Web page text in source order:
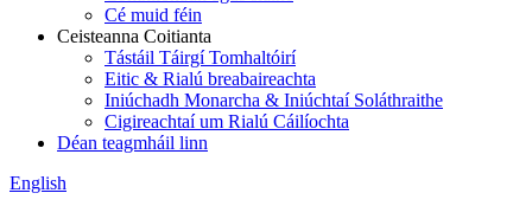
Cé muid féin
Ceisteanna Coitianta
Tástáil Táirgí Tomhaltóirí
Eitic & Rialú breabaireachta
Iniúchadh Monarcha & Iniúchtaí Soláthraithe
Cigireachtaí um Rialú Cáilíochta
Déan teagmháil linn
English